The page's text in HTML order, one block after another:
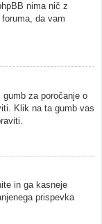
nima nič z
da vam
za poročanje o
Klik na ta gumb vas
in ga kasneje
prispevka